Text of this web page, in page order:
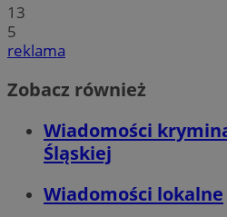
13
5
reklama
Zobacz również
Wiadomości
Śląskiej
Wiadomości lokalne